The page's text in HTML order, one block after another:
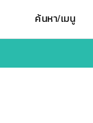
ค้นหา/เมนู